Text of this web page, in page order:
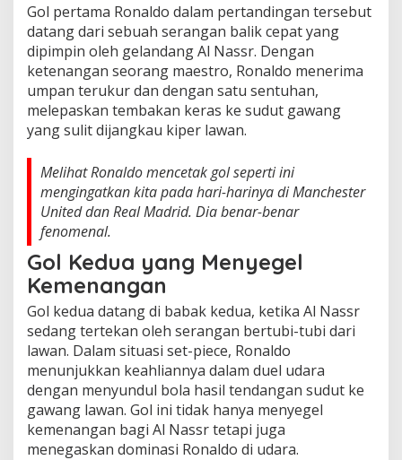
Gol pertama Ronaldo dalam pertandingan tersebut
datang dari sebuah serangan balik cepat yang
dipimpin oleh gelandang Al Nassr. Dengan
ketenangan seorang maestro, Ronaldo menerima
umpan terukur dan dengan satu sentuhan,
melepaskan tembakan keras ke sudut gawang
yang sulit dijangkau kiper lawan.
Melihat Ronaldo mencetak gol seperti ini
mengingatkan kita pada hari-harinya di Manchester
United dan Real Madrid. Dia benar-benar
fenomenal.
Gol Kedua yang Menyegel
Kemenangan
Gol kedua datang di babak kedua, ketika Al Nassr
sedang tertekan oleh serangan bertubi-tubi dari
lawan. Dalam situasi set-piece, Ronaldo
menunjukkan keahliannya dalam duel udara
dengan menyundul bola hasil tendangan sudut ke
gawang lawan. Gol ini tidak hanya menyegel
kemenangan bagi Al Nassr tetapi juga
menegaskan dominasi Ronaldo di udara.